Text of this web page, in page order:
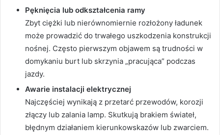
Pęknięcia lub odkształcenia ramy
Zbyt ciężki lub nierównomiernie rozłożony ładunek
może prowadzić do trwałego uszkodzenia konstrukcji
nośnej. Często pierwszym objawem są trudności w
domykaniu burt lub skrzynia „pracująca” podczas
jazdy.
Awarie instalacji elektrycznej
Najczęściej wynikają z przetarć przewodów, korozji
złączy lub zalania lamp. Skutkują brakiem świateł,
błędnym działaniem kierunkowskazów lub zwarciem.